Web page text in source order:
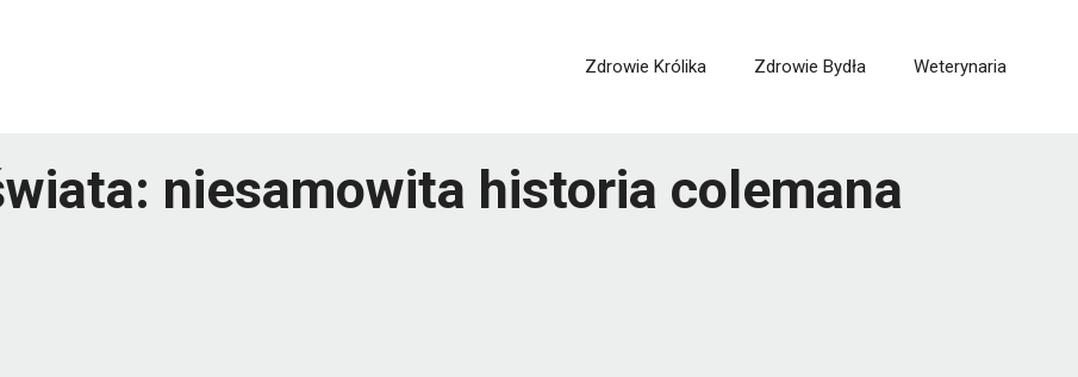
Zdrowie Królika Zdrowie Bydła Weterynaria
niesamowita historia colemana